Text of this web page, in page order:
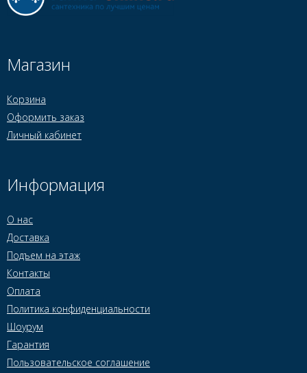
Магазин
Корзина
Оформить заказ
Личный кабинет
Информация
О нас
Доставка
Подъем на этаж
Контакты
Оплата
Политика конфиденциальности
Шоурум
Гарантия
Пользовательское соглашение